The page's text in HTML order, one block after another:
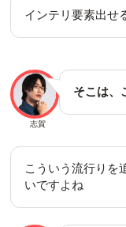
インテリ要素出
志賀
そこは
こういう流行りを
いですよね